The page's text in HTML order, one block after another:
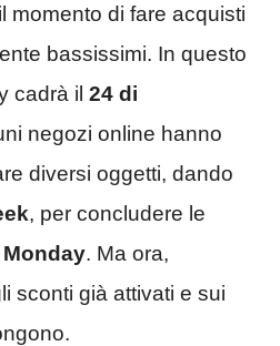
momento di fare acquisti
bassissimi. In questo
cadrà il 24 di
negozi online hanno
diversi oggetti, dando
, per concludere le
. Ma ora,
sconti già attivati e sui